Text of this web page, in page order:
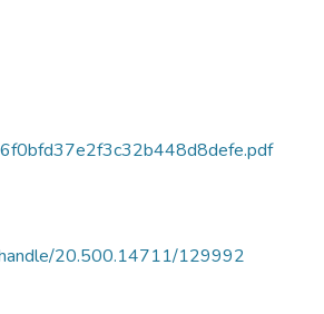
20.500.14711/129992